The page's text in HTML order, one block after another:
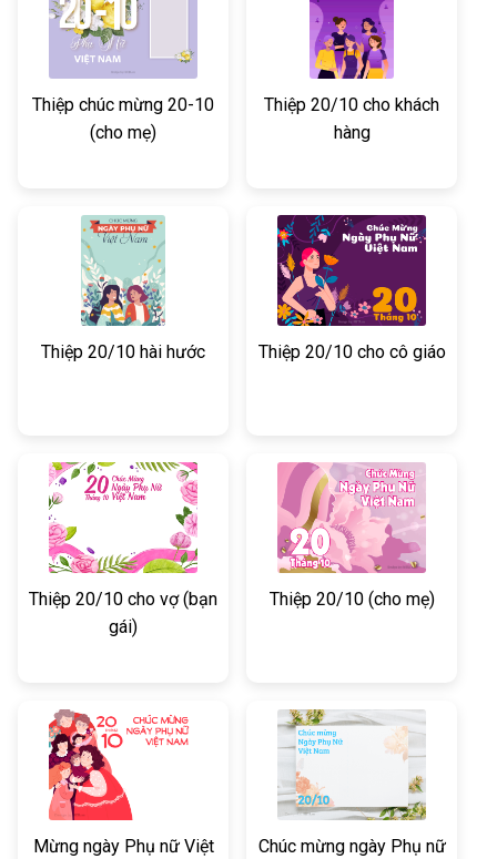
Thiệp chúc mừng 20-10
(cho mẹ)
Thiệp 20/10 cho khách
hàng
Thiệp 20/10 hài hước Thiệp 20/10 cho cô giáo
Thiệp 20/10 cho vợ (bạn
gái)
Thiệp 20/10 (cho mẹ)
Mừng ngày Phụ nữ Việt Chúc mừng ngày Phụ nữ